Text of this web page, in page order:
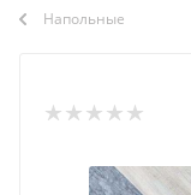
Напольные